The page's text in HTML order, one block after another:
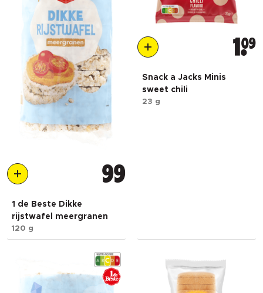
99
1 de Beste Dikke
rijstwafel meergranen
120 g
1 09
Snack a Jacks Minis
sweet chili
23 g